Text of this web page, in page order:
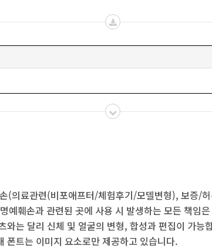
(의료관련(비포애프터/체험후기/모델변형), 보증/
훼손과 관련된 곳에 사용 시 발생하는 모든 책임
는 달리 신체 및 얼굴의 변형, 합성과 편집이 가능
폰트는 이미지 요소로만 제공하고 있습니다.